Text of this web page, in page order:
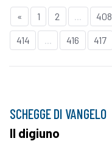
« 1 2 408
414 ... 416 417
SCHEGGE DI VANGELO
Il digiuno